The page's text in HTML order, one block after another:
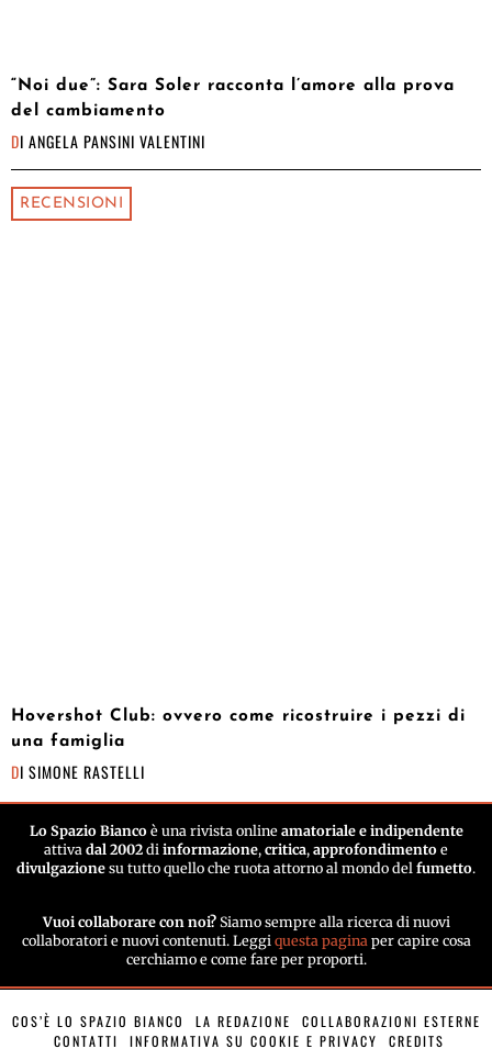
“Noi due”: Sara Soler racconta l’amore alla prova
del cambiamento
DI ANGELA PANSINI VALENTINI
RECENSIONI
Hovershot Club: ovvero come ricostruire i pezzi di
una famiglia
DI SIMONE RASTELLI
Lo Spazio Biancoè una rivista online amatoriale e indipendente
attiva dal 2002 di informazione, critica, approfondimento e
divulgazione su tutto quello che ruota attorno al mondo del fumetto.
Vuoi collaborare con noi? Siamo sempre alla ricerca di nuovi
collaboratori e nuovi contenuti. Leggi questa paginaper capire cosa
cerchiamo e come fare per proporti.
COS’È LO SPAZIO BIANCO LA REDAZIONE
COLLABORAZIONI ESTERNE
CONTATTI
INFORMATIVA SU COOKIE E PRIVACY CREDITS